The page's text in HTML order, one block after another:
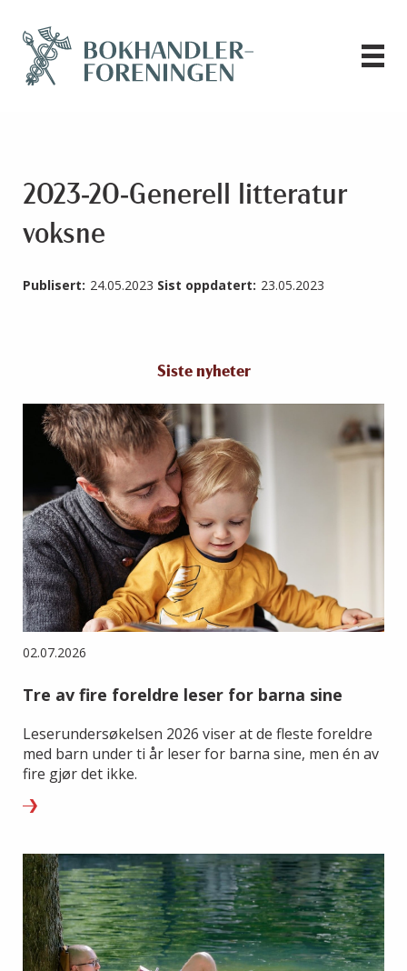
2023-20-Generell litteratur
voksne
Publisert: 24.05.2023 Sist oppdatert: 23.05.2023
Siste nyheter
02.07.2026
Tre av fire foreldre leser for barna sine
Leserundersøkelsen 2026 viser at de fleste foreldre
med barn under ti år leser for barna sine, men én av
fire gjør det ikke.